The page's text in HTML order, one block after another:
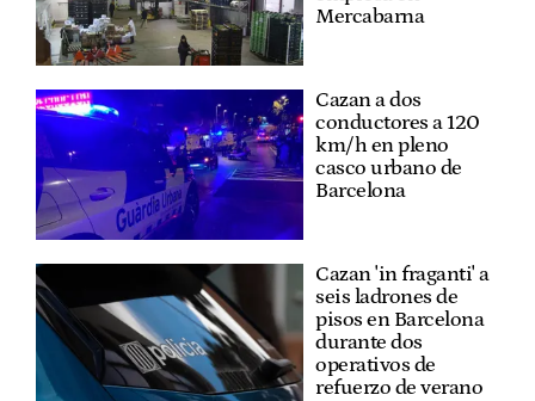
Mercabarna
Cazan a dos
conductores a 120
km/h en pleno
casco urbano de
Barcelona
Cazan 'in fraganti' a
seis ladrones de
pisos en Barcelona
durante dos
operativos de
refuerzo de verano